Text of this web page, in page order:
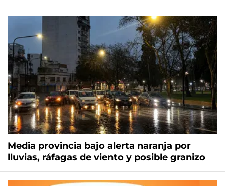
Media provincia bajo alerta naranja por
lluvias, ráfagas de viento y posible granizo